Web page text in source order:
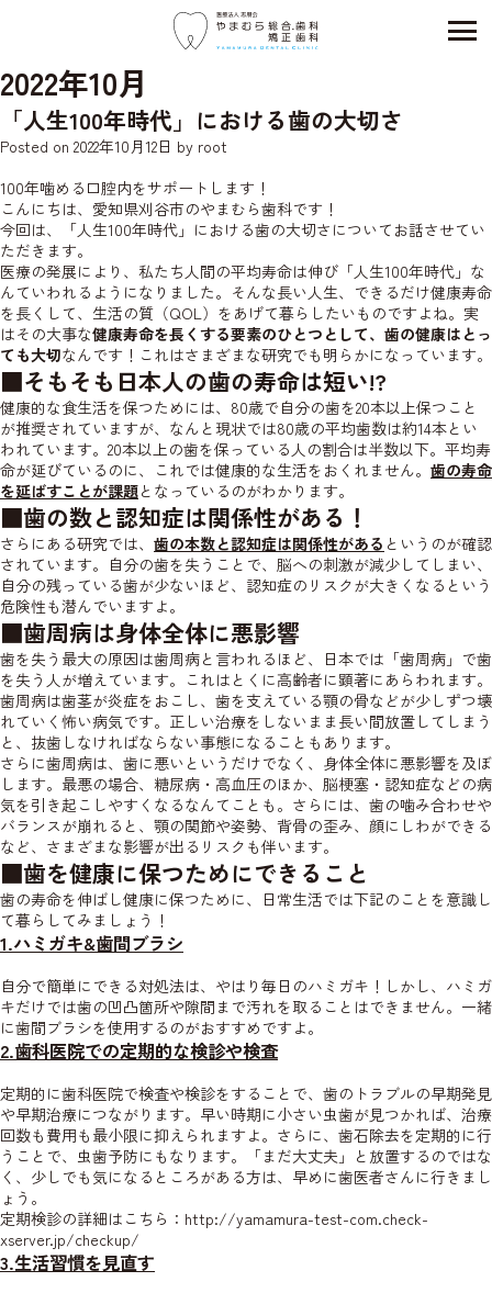
2022年10月
「人生100年時代」における歯の大切さ
Posted on 2022年10月12日 by root
100年噛める口腔内をサポートします！
こんにちは、愛知県刈谷市のやまむら歯科です！
今回は、「人生100年時代」における歯の大切さについてお話させてい
ただきます。
医療の発展により、私たち人間の平均寿命は伸び「人生100年時代」な
んていわれるようになりました。そんな長い人生、できるだけ健康寿命
を長くして、生活の質（QOL）をあげて暮らしたいものですよね。実
はその大事な健康寿命を長くする要素のひとつとして、歯の健康はとっ
ても大切なんです！これはさまざまな研究でも明らかになっています。
■そもそも日本人の歯の寿命は短い!?
健康的な食生活を保つためには、80歳で自分の歯を20本以上保つこと
が推奨されていますが、なんと現状では80歳の平均歯数は約14本とい
われています。20本以上の歯を保っている人の割合は半数以下。平均寿
命が延びているのに、これでは健康的な生活をおくれません。 歯の寿命
を延ばすことが課題となっているのがわかります。
■歯の数と認知症は関係性がある！
さらにある研究では、 歯の本数と認知症は関係性がある というのが確認
されています。自分の歯を失うことで、脳への刺激が減少してしまい、
自分の残っている歯が少ないほど、認知症のリスクが大きくなるという
危険性も潜んでいますよ。
■歯周病は身体全体に悪影響
歯を失う最大の原因は歯周病と言われるほど、日本では「歯周病」で歯
を失う人が増えています。これはとくに高齢者に顕著にあらわれます。
歯周病は歯茎が炎症をおこし、歯を支えている顎の骨などが少しずつ壊
れていく怖い病気です。正しい治療をしないまま長い間放置してしまう
と、抜歯しなければならない事態になることもあります。
さらに歯周病は、歯に悪いというだけでなく、身体全体に悪影響を及ぼ
します。最悪の場合、糖尿病・高血圧のほか、脳梗塞・認知症などの病
気を引き起こしやすくなるなんてことも。さらには、歯の噛み合わせや
バランスが崩れると、顎の関節や姿勢、背骨の歪み、顔にしわができる
など、さまざまな影響が出るリスクも伴います。
■歯を健康に保つためにできること
歯の寿命を伸ばし健康に保つために、日常生活では下記のことを意識し
て暮らしてみましょう！
1.ハミガキ&歯間ブラシ
自分で簡単にできる対処法は、やはり毎日のハミガキ！しかし、ハミガ
キだけでは歯の凹凸箇所や隙間まで汚れを取ることはできません。一緒
に歯間ブラシを使用するのがおすすめですよ。
2.歯科医院での定期的な検診や検査
定期的に歯科医院で検査や検診をすることで、歯のトラブルの早期発見
や早期治療につながります。早い時期に小さい虫歯が見つかれば、治療
回数も費用も最小限に抑えられますよ。さらに、歯石除去を定期的に行
うことで、虫歯予防にもなります。「まだ大丈夫」と放置するのではな
く、少しでも気になるところがある方は、早めに歯医者さんに行きまし
ょう。
定期検診の詳細はこちら：http://yamamura-test-com.check-
xserver.jp/checkup/
3.生活習慣を見直す